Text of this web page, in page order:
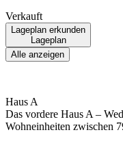
Verkauft
Lageplan erkunden
Lageplan
Alle anzeigen
Haus A
Das vordere Haus A –
Wohneinheiten zwischen